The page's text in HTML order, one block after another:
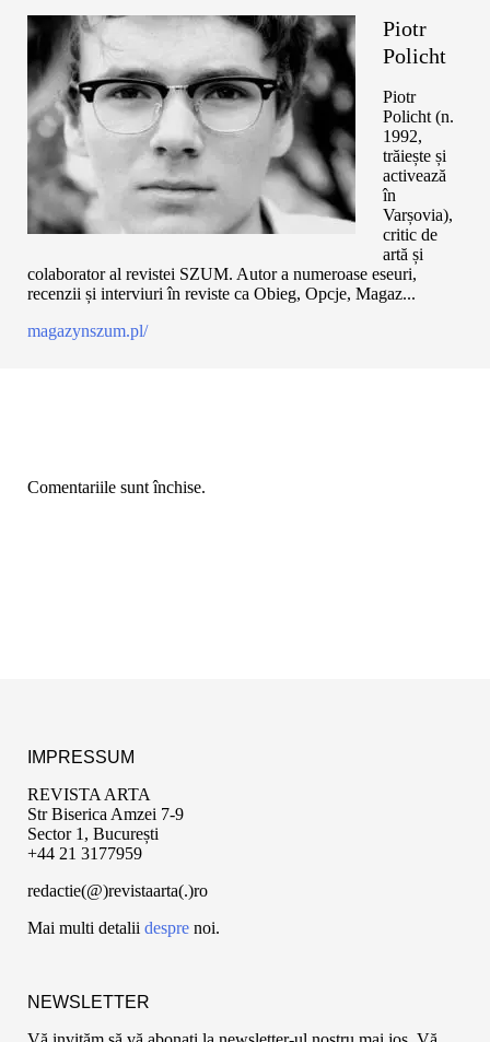
Piotr
Policht
Piotr
Policht (n.
1992,
trăiește și
activează
în
Varșovia),
critic de
artă și
colaborator al revistei SZUM. Autor a numeroase eseuri,
recenzii și interviuri în reviste ca Obieg, Opcje, Magaz...
magazynszum.pl/
Comentariile sunt închise.
IMPRESSUM
REVISTA ARTA
Str Biserica Amzei 7-9
Sector 1, București
+44 21 3177959
redactie(@)revistaarta(.)ro
Mai multi detalii despre noi.
NEWSLETTER